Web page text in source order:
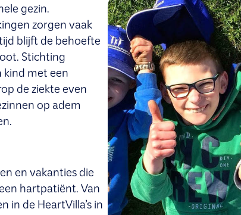
gezin.
zorgen vaak
blijft de behoefte
Stichting
kind met een
de ziekte even
op adem
en vakanties die
hartpatiënt. Van
in de HeartVilla’s in